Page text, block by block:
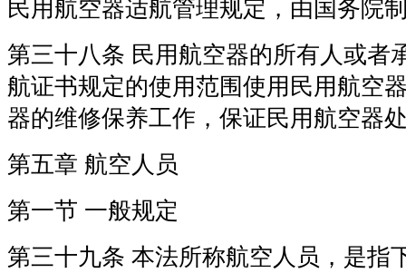
民用航空器适航管理规定，由国务院
第三十八条 民用航空器的所有人或者
航证书规定的使用范围使用民用航空
器的维修保养工作，保证民用航空器
第五章 航空人员
第一节 一般规定
第三十九条 本法所称航空人员，是指